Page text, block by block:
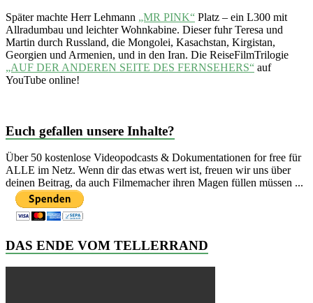
Später machte Herr Lehmann „MR PINK“ Platz – ein L300 mit
Allradumbau und leichter Wohnkabine. Dieser fuhr Teresa und
Martin durch Russland, die Mongolei, Kasachstan, Kirgistan,
Georgien und Armenien, und in den Iran. Die ReiseFilmTrilogie
„AUF DER ANDEREN SEITE DES FERNSEHERS“ auf
YouTube online!
Euch gefallen unsere Inhalte?
Über 50 kostenlose Videopodcasts & Dokumentationen for free für
ALLE im Netz. Wenn dir das etwas wert ist, freuen wir uns über
deinen Beitrag, da auch Filmemacher ihren Magen füllen müssen ...
DAS ENDE VOM TELLERRAND